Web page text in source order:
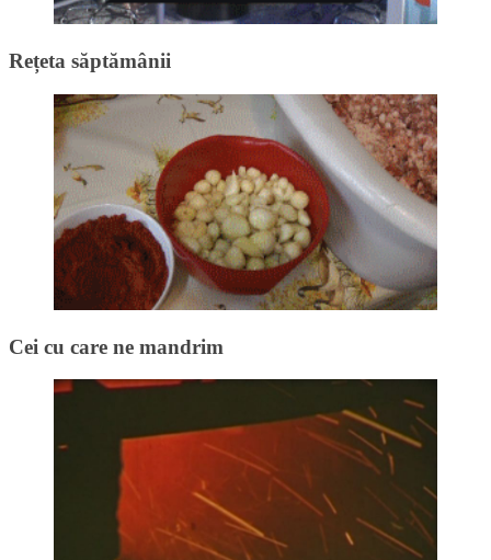
Rețeta săptămânii
Cei cu care ne mandrim